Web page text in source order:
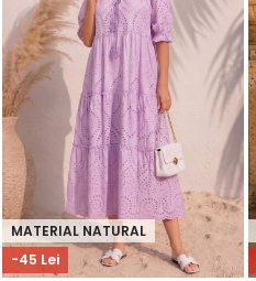
-45 Lei
MATERIAL NATURAL